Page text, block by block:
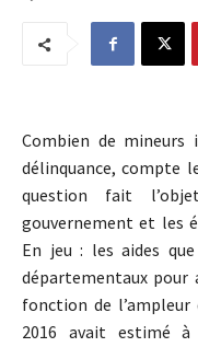
Combien de
délinquance, compte
question fait
gouvernement et les
En jeu : les aides
départementaux pour
fonction de
2016 avait estimé